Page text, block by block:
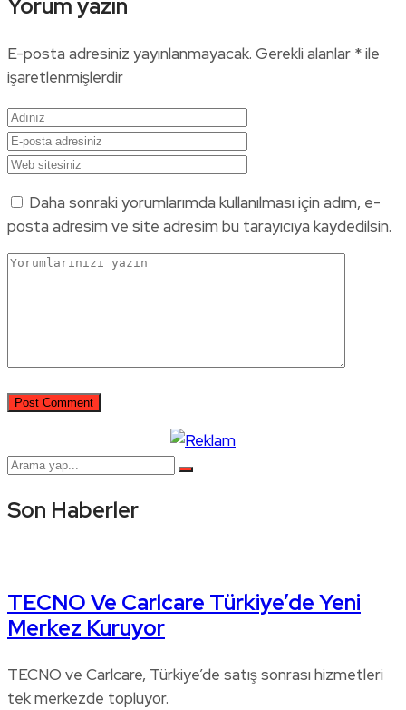
Yorum yazın
E-posta adresiniz yayınlanmayacak. Gerekli alanlar *ile
işaretlenmişlerdir
Daha sonraki yorumlarımda kullanılması için adım, e-
posta adresim ve site adresim bu tarayıcıya kaydedilsin.
Son Haberler
TECNO Ve Carlcare Türkiye’de Yeni
Merkez Kuruyor
TECNO ve Carlcare, Türkiye’de satış sonrası hizmetleri
tek merkezde topluyor.